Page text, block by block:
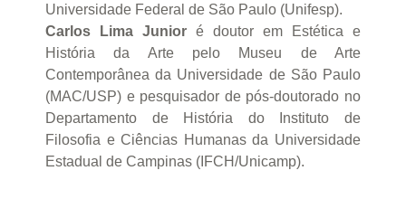
Universidade Federal de São Paulo (Unifesp).
Carlos Lima Junior é doutor em Estética e
História da Arte pelo Museu de Arte
Contemporânea da Universidade de São Paulo
(MAC/USP) e pesquisador de pós-doutorado no
Departamento de História do Instituto de
Filosofia e Ciências Humanas da Universidade
Estadual de Campinas (IFCH/Unicamp).